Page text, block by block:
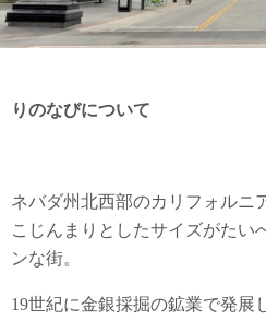
りのなびについて
ネバダ州北西部のカリフォルニ
こじんまりとしたサイズがたい
ンな街。
19世紀に金銀採掘の鉱業で発展